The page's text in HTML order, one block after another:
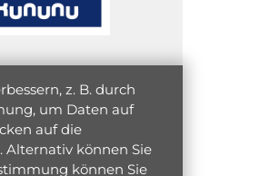
z. B. durch
um Daten auf
auf die
Alternativ können Sie
können Sie